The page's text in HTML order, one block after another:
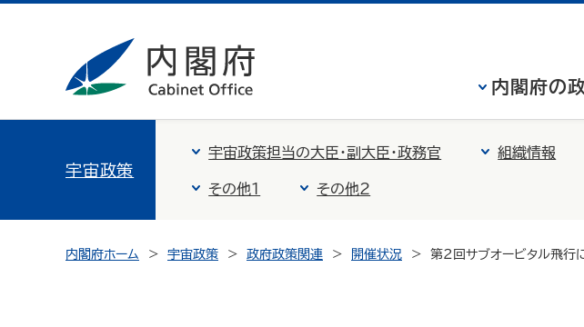
内閣府の
宇宙政策
宇宙政策担当の大臣・副大臣・政務官 組織情報
その他1 その他2
内閣府ホーム 宇宙政策 政府政策関連 開催状況 第２回サブオービタル飛